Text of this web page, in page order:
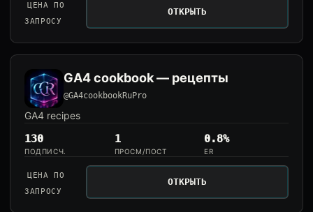
ЦЕНА ПО
ЗАПРОСУ
ОТКРЫТЬ
GA4 cookbook — рецепты
@GA4cookbookRuPro
GA4 recipes
130
ПОДПИСЧ.
1
ПРОСМ/ПОСТ
0.8%
ER
ЦЕНА ПО
ЗАПРОСУ
ОТКРЫТЬ